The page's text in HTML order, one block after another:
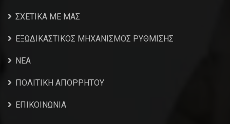
ΣΧΕΤΙΚΑ ΜΕ ΜΑΣ
ΕΞΩΔΙΚΑΣΤΙΚΟΣ ΜΗΧΑΝΙΣΜΟΣ ΡΥΘΜΙΣΗΣ
NEA
ΠΟΛΙΤΙΚΗ ΑΠΟΡΡΗΤΟΥ
ΕΠΙΚΟΙΝΩΝΙΑ